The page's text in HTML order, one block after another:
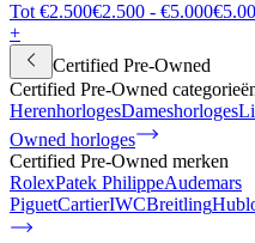
Tot €2.500€2.500 - €5.000
+
Certified Pre-Owned
Certified Pre-Owned
HerenhorlogesDameshorloges
Owned horloges
Certified Pre-Owned merken
RolexPatek PhilippeAudemars
PiguetCartierIWCBreitling